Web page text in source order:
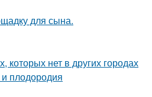
для сына.
которых нет в других городах
плодородия